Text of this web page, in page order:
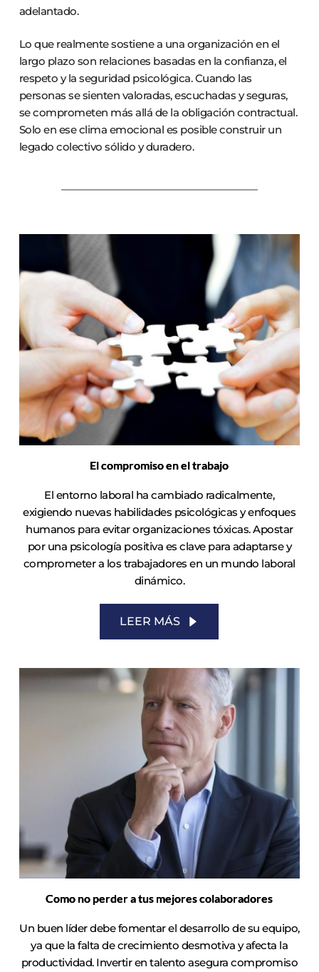
adelantado.
Lo que realmente sostiene a una organización en el
largo plazo son relaciones basadas en la confianza, el
respeto y la seguridad psicológica. Cuando las
personas se sienten valoradas, escuchadas y seguras,
se comprometen más allá de la obligación contractual.
Solo en ese clima emocional es posible construir un
legado colectivo sólido y duradero.
El compromiso en el trabajo
El entorno laboral ha cambiado radicalmente,
exigiendo nuevas habilidades psicológicas y enfoques
humanos para evitar organizaciones tóxicas. Apostar
por una psicología positiva es clave para adaptarse y
comprometer a los trabajadores en un mundo laboral
dinámico.
LEER MÁS
Como no perder a tus mejores colaboradores
Un buen líder debe fomentar el desarrollo de su equipo,
ya que la falta de crecimiento desmotiva y afecta la
productividad. Invertir en talento asegura compromiso